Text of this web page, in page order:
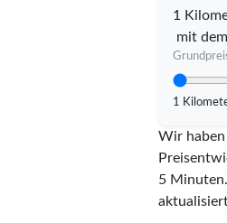
1
mit
1
Wir haben
5 Minuten.